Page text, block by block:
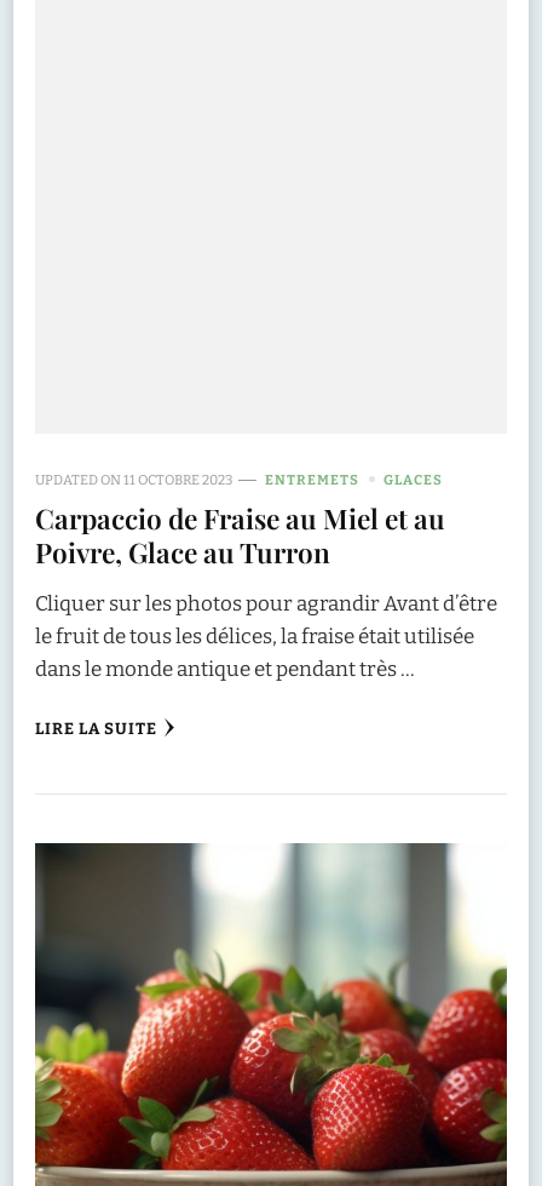
UPDATED ON11 OCTOBRE 2023 ENTREMETS GLACES
Carpaccio de Fraise au Miel et au
Poivre, Glace au Turron
Cliquer sur les photos pour agrandir Avant d’être
le fruit de tous les délices, la fraise était utilisée
dans le monde antique et pendant très …
LIRE LA SUITE